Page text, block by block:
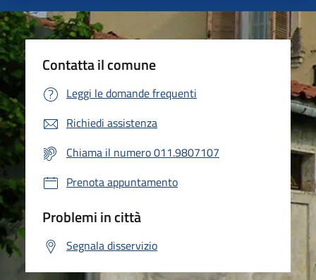
Contatta il comune
Leggi le domande frequenti
Richiedi assistenza
Chiama il numero 011.9807107
Prenota appuntamento
Problemi in città
Segnala disservizio